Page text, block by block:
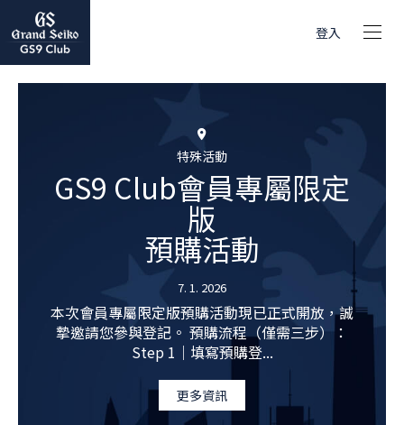
登入
特殊活動
GS9 Club會員專屬限定
版
預購活動
7. 1. 2026
本次會員專屬限定版預購活動現已正式開放，誠
摯邀請您參與登記。 預購流程（僅需三步）：
Step 1｜填寫預購登...
更多資訊